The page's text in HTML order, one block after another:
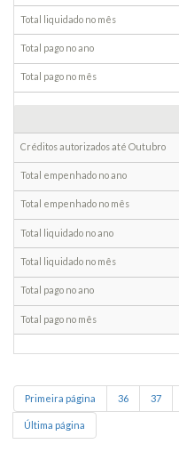
Primeira página 36 37
Última página